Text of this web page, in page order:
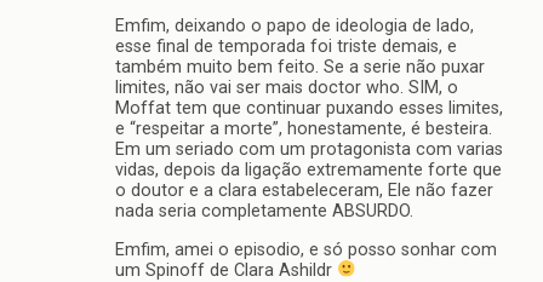
Emfim, deixando o papo de ideologia de lado,
esse final de temporada foi triste demais, e
também muito bem feito. Se a serie não puxar
limites, não vai ser mais doctor who. SIM, o
Moffat tem que continuar puxando esses limites,
e “respeitar a morte”, honestamente, é besteira.
Em um seriado com um protagonista com varias
vidas, depois da ligação extremamente forte que
o doutor e a clara estabeleceram, Ele não fazer
nada seria completamente ABSURDO.
Emfim, amei o episodio, e só posso sonhar com
um Spinoff de Clara Ashildr